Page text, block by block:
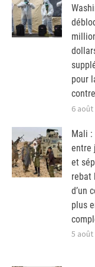
pour
6 août
Mali :
entre
et
rebat
d’un
plus
5 août